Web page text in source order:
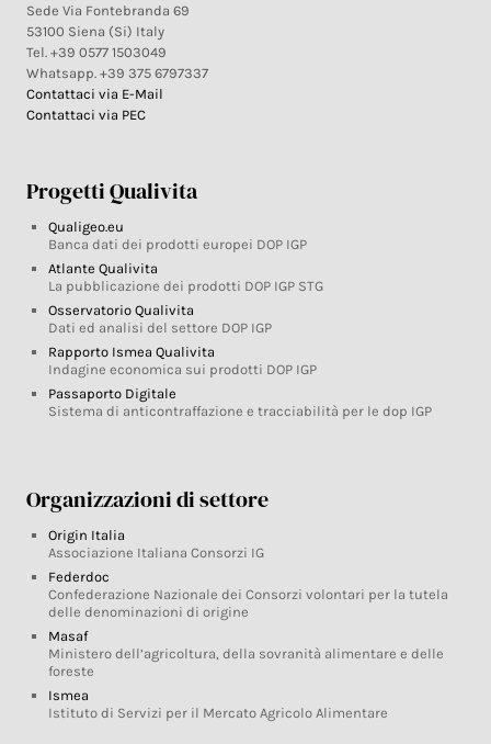
Sede Via Fontebranda 69
53100 Siena (Si) Italy
Tel. +39 0577 1503049
Whatsapp. +39 375 6797337
Contattaci via E-Mail
Contattaci via PEC
Progetti Qualivita
Qualigeo.eu
Banca dati dei prodotti europei DOP IGP
Atlante Qualivita
La pubblicazione dei prodotti DOP IGP STG
Osservatorio Qualivita
Dati ed analisi del settore DOP IGP
Rapporto Ismea Qualivita
Indagine economica sui prodotti DOP IGP
Passaporto Digitale
Sistema di anticontraffazione e tracciabilità per le dop IGP
Organizzazioni di settore
Origin Italia
Associazione Italiana Consorzi IG
Federdoc
Confederazione Nazionale dei Consorzi volontari per la tutela
delle denominazioni di origine
Masaf
Ministero dell’agricoltura, della sovranità alimentare e delle
foreste
Ismea
Istituto di Servizi per il Mercato Agricolo Alimentare